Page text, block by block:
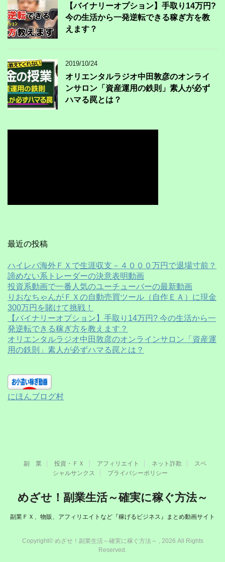
【バイナリーオプション】手取り14万円?
今の生活から一発逆転できる稼ぎ方を教
えます？
2019/10/24
オリエンタルラジオ中田敦彦のオンライ
ンサロン「資産運用の鉄則」素人が必ず
ハマる罠とは？
最近の投稿
ハイレバ海外ＦＸで生涯収支－４０００万円で退場寸前？
諦めない系トレーダーの決意表明動画
投資系動画で一番人気のユーチューバーの最新動画
りおなちゃんがＦＸの自動売買ツール（自作ＥＡ）に現金
300万円を賭けて挑戦！
【バイナリーオプション】手取り14万円? 今の生活から一
発逆転できる稼ぎ方を教えます？
オリエンタルラジオ中田敦彦のオンラインサロン「資産運
用の鉄則」素人が必ずハマる罠とは？
にほんブログ村
副 業 投資・ＦＸ アフィリエイト ネット詐欺
スペ
シャルサンクス
プライバシーポリシー
めざせ！副業生活～確実に稼ぐ方法～
副業ＦＸ、物販、アフィリエイトなど『稼げるビジネス』まとめ動画サイト
Copyright© めざせ！副業生活～確実に稼ぐ方法～ , 2026 All Rights
Reserved.